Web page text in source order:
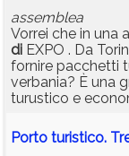
assemblea
Vorrei che in
di EXPO . Da
fornire pacchetti
verbania? È una
turustico e
Porto turistico.